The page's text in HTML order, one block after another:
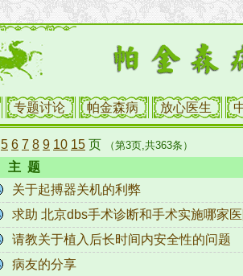
专题讨论 帕金森病 放心医生
5 6 7 8 9 10 15 页 （第3页,共363条）
主 题
关于起搏器关机的利弊
求助 北京dbs手术诊断和手术实施哪家
请教关于植入后长时间内安全性的问题
病友的分享